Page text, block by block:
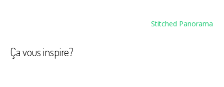
Stitched Panorama
Ça vous inspire?